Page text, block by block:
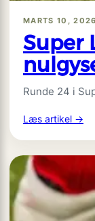
MARTS 10, 2026
Super
Runde 24 i
Læs artikel →